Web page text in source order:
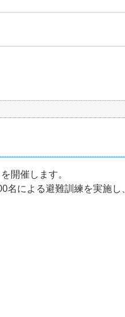
開催します。
による避難訓練を実施